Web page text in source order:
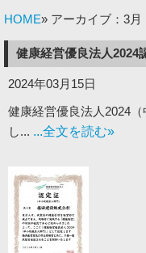
HOME» アーカイブ：3月
健康経営優良法人2024
2024年03月15日
健康経営優良法人2024
し... ...全文を読む»